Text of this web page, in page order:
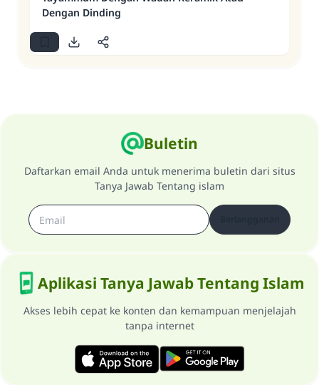
Dengan Dinding
Buletin
Daftarkan email Anda untuk menerima buletin dari situs
Tanya Jawab Tentang islam
Aplikasi Tanya Jawab Tentang Islam
Akses lebih cepat ke konten dan kemampuan menjelajah
tanpa internet